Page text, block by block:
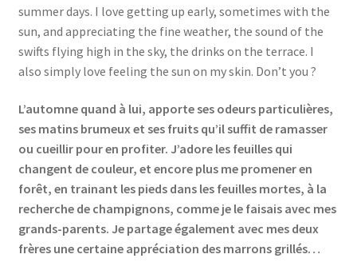
summer days. I love getting up early, sometimes with the
sun, and appreciating the fine weather, the sound of the
swifts flying high in the sky, the drinks on the terrace. I
also simply love feeling the sun on my skin. Don’t you ?
L’automne quand à lui, apporte ses odeurs particulières,
ses matins brumeux et ses fruits qu’il suffit de ramasser
ou cueillir pour en profiter. J’adore les feuilles qui
changent de couleur, et encore plus me promener en
forêt, en trainant les pieds dans les feuilles mortes, à la
recherche de champignons, comme je le faisais avec mes
grands-parents. Je partage également avec mes deux
frères une certaine appréciation des marrons grillés…